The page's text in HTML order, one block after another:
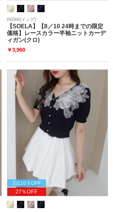
INGNI(イング)
【SOELA】【8／10 24時までの限定
価格】レースカラー半袖ニットカーデ
ィガン(クロ)
￥3,960
2点10％OFF
27％OFF